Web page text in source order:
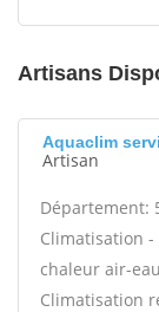
Artisans
Aquaclim
Artisan
Département:
Climatisation
chaleur air-
Climatisation